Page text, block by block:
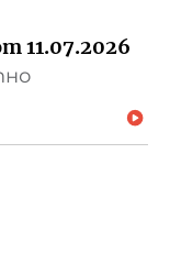
11.07.2026